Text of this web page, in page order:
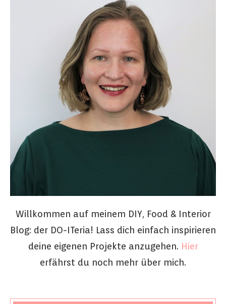
Willkommen auf meinem DIY, Food & Interior
Blog: der DO-ITeria! Lass dich einfach inspirieren
deine eigenen Projekte anzugehen. Hier
erfährst du noch mehr über mich.